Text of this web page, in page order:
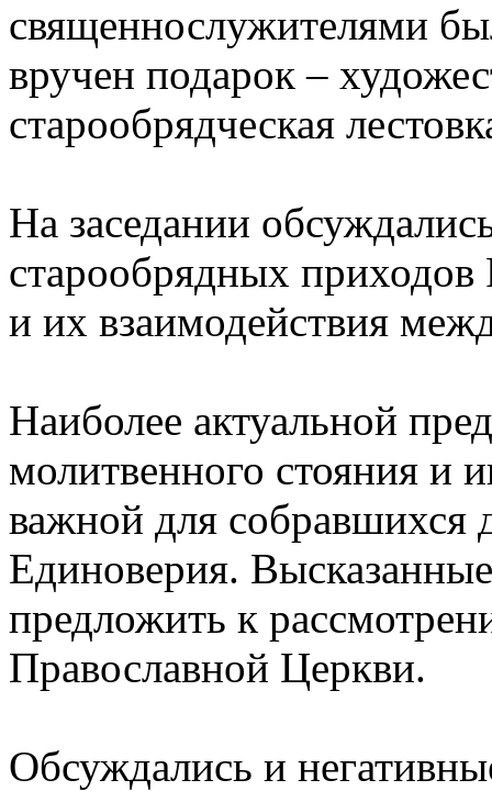
священнослужителями
вручен подарок –
старообрядческая
На заседании
старообрядных
и их взаимодействия
Наиболее актуальной
молитвенного стояния и
важной для собравшихся
Единоверия.
предложить к
Православной Церкви.
Обсуждались и